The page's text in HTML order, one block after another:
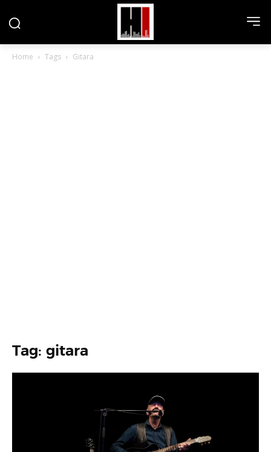
Home Tags Gitara
Tag: gitara